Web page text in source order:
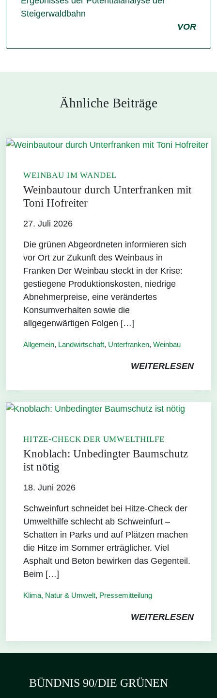
Steigerwaldbahn
VOR
Ähnliche Beiträge
WEINBAU IM WANDEL
Weinbautour durch Unterfranken mit
Toni Hofreiter
27. Juli 2026
Die grünen Abgeordneten informieren sich
vor Ort zur Zukunft des Weinbaus in
Franken Der Weinbau steckt in der Krise:
gestiegene Produktionskosten, niedrige
Abnehmerpreise, eine verändertes
Konsumverhalten sowie die
allgegenwärtigen Folgen […]
Allgemein, Landwirtschaft, Unterfranken, Weinbau
WEITERLESEN
HITZE-CHECK DER UMWELTHILFE
Knoblach: Unbedingter Baumschutz
ist nötig
18. Juni 2026
Schweinfurt schneidet bei Hitze-Check der
Umwelthilfe schlecht ab Schweinfurt –
Schatten in Parks und auf Plätzen machen
die Hitze im Sommer erträglicher. Viel
Asphalt und Beton bewirken das Gegenteil.
Beim […]
Klima, Natur & Umwelt, Pressemitteilung
WEITERLESEN
BÜNDNIS 90/DIE GRÜNEN